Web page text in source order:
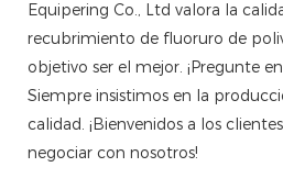
Equipering Co., Ltd valora la
recubrimiento de fluoruro de
objetivo ser el mejor. ¡Pregunte
Siempre insistimos en la
calidad. ¡Bienvenidos a los
negociar con nosotros!